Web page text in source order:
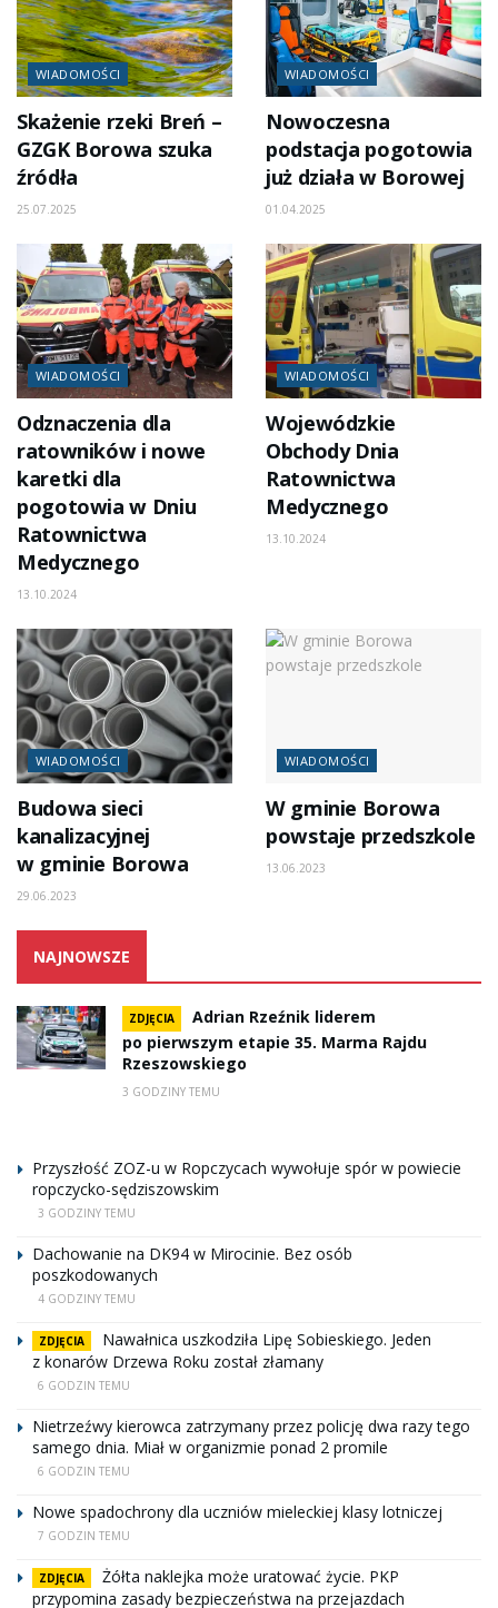
WIADOMOŚCI
Skażenie rzeki Breń –
GZGK Borowa szuka
źródła
25.07.2025
WIADOMOŚCI
Nowoczesna
podstacja pogotowia
już działa w Borowej
01.04.2025
WIADOMOŚCI
Odznaczenia dla
ratowników i nowe
karetki dla
pogotowia w Dniu
Ratownictwa
Medycznego
13.10.2024
WIADOMOŚCI
Wojewódzkie
Obchody Dnia
Ratownictwa
Medycznego
13.10.2024
WIADOMOŚCI
Budowa sieci
kanalizacyjnej
w gminie Borowa
29.06.2023
WIADOMOŚCI
W gminie Borowa
powstaje przedszkole
13.06.2023
NAJNOWSZE
ZDJĘCIA
Adrian Rzeźnik liderem
po pierwszym etapie 35. Marma Rajdu
Rzeszowskiego
3 GODZINY TEMU
Przyszłość ZOZ-u w Ropczycach wywołuje spór w powiecie
ropczycko-sędziszowskim
3 GODZINY TEMU
Dachowanie na DK94 w Mirocinie. Bez osób
poszkodowanych
4 GODZINY TEMU
ZDJĘCIA
Nawałnica uszkodziła Lipę Sobieskiego. Jeden
z konarów Drzewa Roku został złamany
6 GODZIN TEMU
Nietrzeźwy kierowca zatrzymany przez policję dwa razy tego
samego dnia. Miał w organizmie ponad 2 promile
6 GODZIN TEMU
Nowe spadochrony dla uczniów mieleckiej klasy lotniczej
7 GODZIN TEMU
ZDJĘCIA
Żółta naklejka może uratować życie. PKP
przypomina zasady bezpieczeństwa na przejazdach